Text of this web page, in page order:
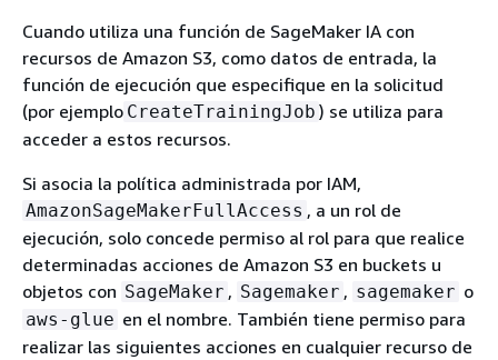
Cuando utiliza una función de SageMaker IA con
recursos de Amazon S3, como datos de entrada, la
función de ejecución que especifique en la solicitud
(por ejemplo CreateTrainingJob ) se utiliza para
acceder a estos recursos.
Si asocia la política administrada por IAM,
AmazonSageMakerFullAccess , a un rol de
ejecución, solo concede permiso al rol para que realice
determinadas acciones de Amazon S3 en buckets u
objetos con SageMaker , Sagemaker , sagemaker o
aws-glue en el nombre. También tiene permiso para
realizar las siguientes acciones en cualquier recurso de